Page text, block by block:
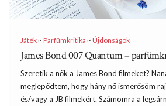
Játék~Parfümkritika ~Újdonságok
James Bond 007 Quantum –
Szeretik a nők a James Bond filmeket?
meglepődtem, hogy hány nő ismerősöm
és/vagy a JB filmekért. Számomra a